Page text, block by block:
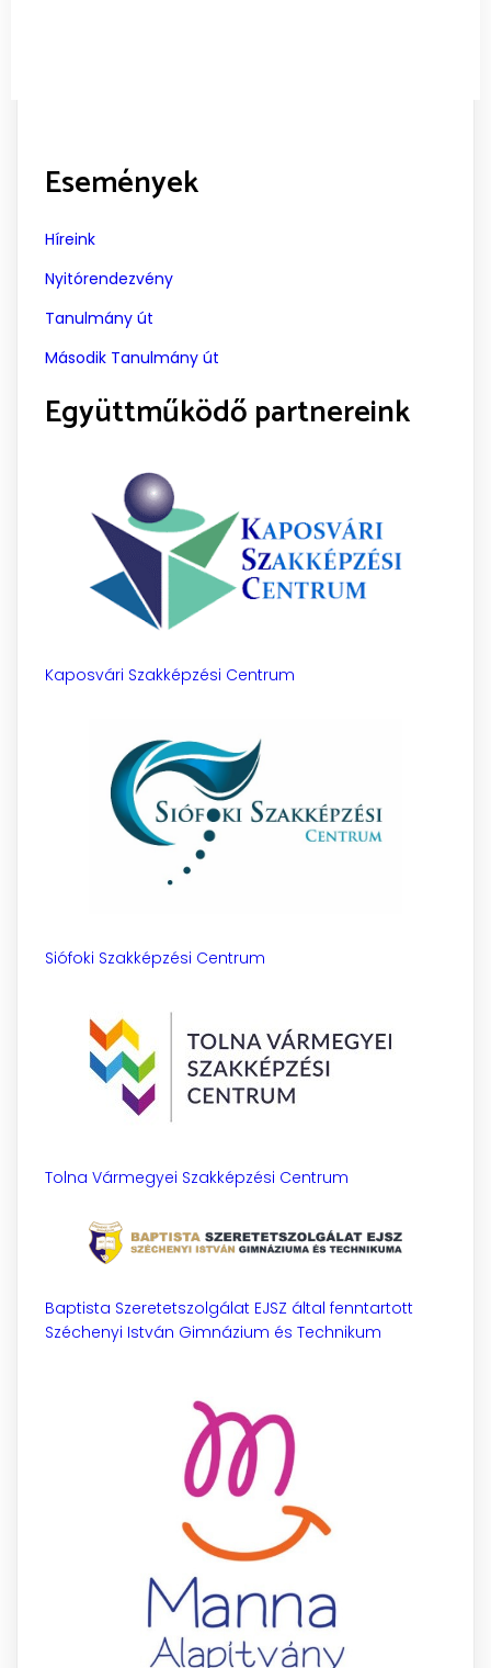
Események
Híreink
Nyitórendezvény
Tanulmány út
Második Tanulmány út
Együttműködő partnereink
Kaposvári Szakképzési Centrum
Siófoki Szakképzési Centrum
Tolna Vármegyei Szakképzési Centrum
Baptista Szeretetszolgálat EJSZ által fenntartott
Széchenyi István Gimnázium és Technikum